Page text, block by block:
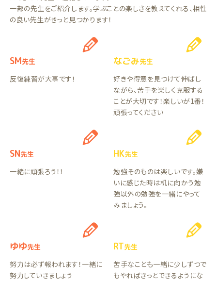
一部の先生をご紹介します。学ぶことの楽しさを教えてくれる、相性
の良い先生がきっと見つかります！
SM先生
反復練習が大事です！
なごみ先生
好きや得意を見つけて伸ばし
ながら、苦手を楽しく克服する
ことが大切です！楽しいが1番！
頑張ってください
SN先生
一緒に頑張ろう！！
HK先生
勉強そのものは楽しいです。嫌
いに感じた時は机に向かう勉
強以外の勉強を一緒にやって
みましょう。
ゆゆ先生
努力は必ず報われます！一緒に
努力していきましょう
RT先生
苦手なことも一緒に少しずつで
もやればきっとできるようにな